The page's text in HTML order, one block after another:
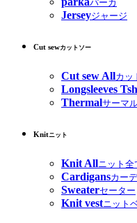
パーカ
Jerseyジャージ
Cut sewカットソー
Cut sew Allカッ
Longsleeves
Thermalサーマ
Knitニット
Knit Allニット全
Cardigansカー
Sweaterセーター
Knit vestニット